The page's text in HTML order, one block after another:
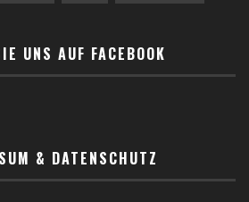
UNS AUF FACEBOOK
& DATENSCHUTZ